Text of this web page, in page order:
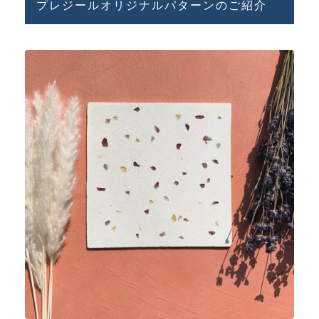
プレジールオリジナルパターンのご紹介